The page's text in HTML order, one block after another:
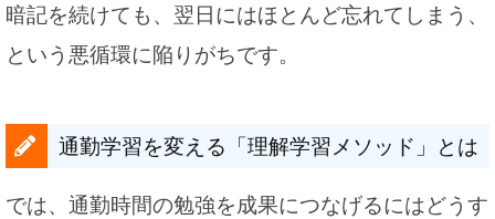
暗記を続けても、翌日にはほとんど忘れてしまう、
という悪循環に陥りがちです。
通勤学習を変える「理解学習メソッド」とは
では、通勤時間の勉強を成果につなげるにはどうす